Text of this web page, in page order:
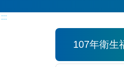
:::
107年衛生